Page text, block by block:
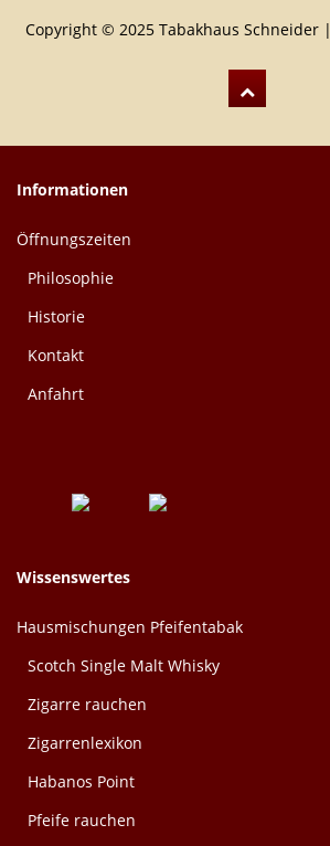
Copyright © 2025 Tabakhaus Schneider |
Informationen
Öffnungszeiten
Philosophie
Historie
Kontakt
Anfahrt
Wissenswertes
Hausmischungen Pfeifentabak
Scotch Single Malt Whisky
Zigarre rauchen
Zigarrenlexikon
Habanos Point
Pfeife rauchen